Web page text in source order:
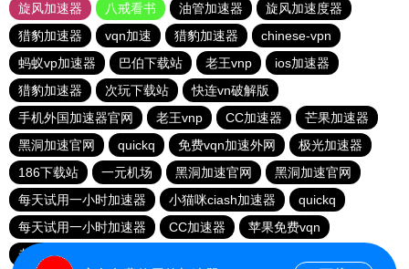
旋风加速器
八戒看书 油管加速器
旋风加速度器
猎豹加速器
vqn加速 猎豹加速器
chinese-vpn
蚂蚁vp加速器
巴伯下载站 老王vnp
ios加速器
猎豹加速器
次玩下载站
快连vn破解版
手机外国加速器官网
老王vnp CC加速器
芒果加速器
黑洞加速官网
quickq 免费vqn加速外网
极光加速器
186下载站
一元机场 黑洞加速官网
黑洞加速官网
每天试用一小时加速器
小猫咪ciash加速器
quickq
每天试用一小时加速器
CC加速器
苹果免费vqn
老王vnp